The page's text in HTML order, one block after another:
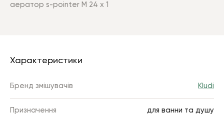
аератор s-pointer M 24 x 1
Характеристики
Бренд змішувачів Kludi
Призначення для ванни та душу